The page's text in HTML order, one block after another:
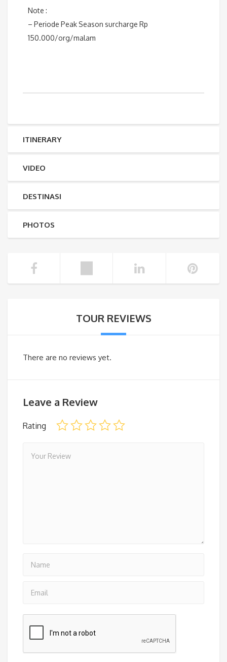
Note :
– Periode Peak Season surcharge Rp
150.000/org/malam
ITINERARY
VIDEO
DESTINASI
PHOTOS
TOUR REVIEWS
There are no reviews yet.
Leave a Review
Rating